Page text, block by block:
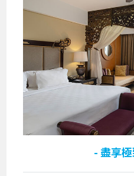
- 盡享